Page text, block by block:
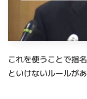
これを使うことで指
といけないルールがあ